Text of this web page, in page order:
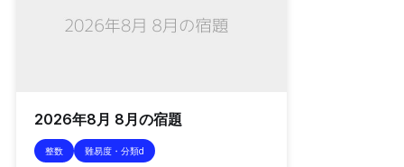
2026年8月 8月の宿題
整数 難易度・分類d